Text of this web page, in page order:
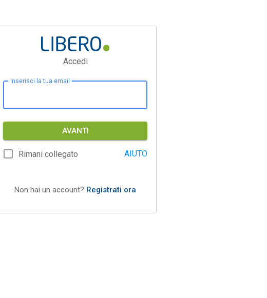
Accedi
Inserisci la tua email
AVANTI
Rimani collegato AIUTO
Non hai un account? Registrati ora